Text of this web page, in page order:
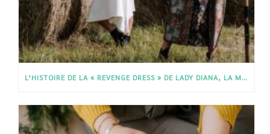
L’HISTOIRE DE LA « REVENGE DRESS » DE LADY DIANA, LA MINI-ROBE QUI EN DIT LONG